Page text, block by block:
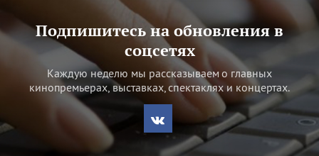
Подпишитесь на обновления в
соцсетях
Каждую неделю мы рассказываем о главных
кинопремьерах, выставках, спектаклях и концертах.